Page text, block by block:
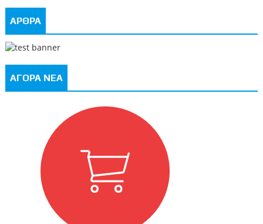
ΑΡΘΡΑ
ΑΓΟΡΑ ΝΕΑ